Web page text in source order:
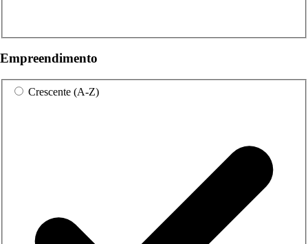
Empreendimento
Crescente (A-Z)